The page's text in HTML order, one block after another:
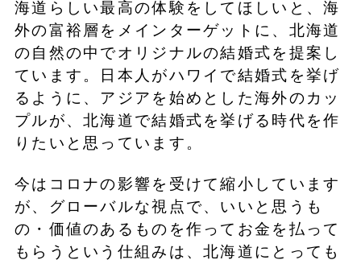
海道らしい最高の体験をしてほしいと、海
外の富裕層をメインターゲットに、北海道
の自然の中でオリジナルの結婚式を提案し
ています。日本人がハワイで結婚式を挙げ
るように、アジアを始めとした海外のカッ
プルが、北海道で結婚式を挙げる時代を作
りたいと思っています。
今はコロナの影響を受けて縮小しています
が、グローバルな視点で、いいと思うも
の・価値のあるものを作ってお金を払って
もらうという仕組みは、北海道にとっても